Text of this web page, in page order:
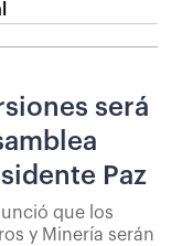
será
Paz
que los
y Minería serán